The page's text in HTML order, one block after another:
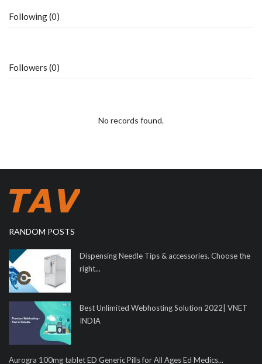
Following (0)
Followers (0)
No records found.
RANDOM POSTS
Dispensing Needle Tips & accessories. Choose the
right...
Best Unlimited Webhosting Solution 2022| VNET
INDIA
Aurogra 100mg tablet ED Generic Pills for All Ages Ed Medics...